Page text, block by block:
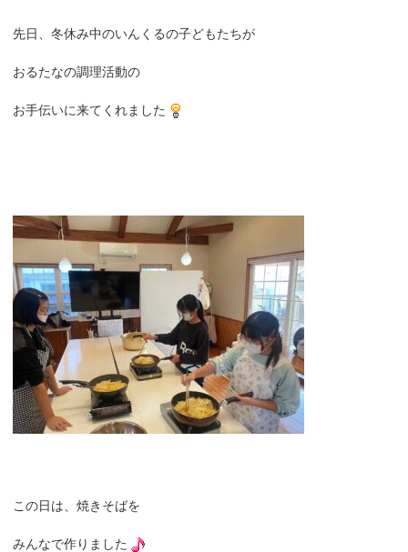
先日、冬休み中のいんくるの子どもたちが
おるたなの調理活動の
お手伝いに来てくれました
この日は、焼きそばを
みんなで作りました